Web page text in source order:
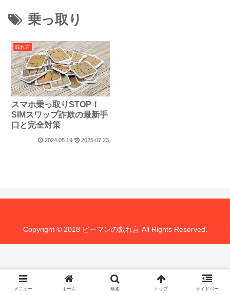
乗っ取り
戯れ言
スマホ乗っ取りSTOP！
SIMスワップ詐欺の最新手
口と完全対策
2024.05.19 2025.07.23
Copyright © 2018 ピーマンの戯れ言 All Rights Reserved.
メニュー ホーム 検索 トップ サイドバー